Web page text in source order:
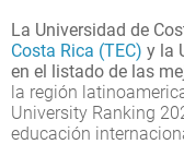
La Universidad de
Costa Rica (TEC) y la
en el listado de las
la región
University Ranking
educación